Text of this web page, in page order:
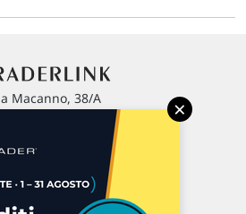
Macanno, 38/A
02 452 460 401
Chi siamo
×